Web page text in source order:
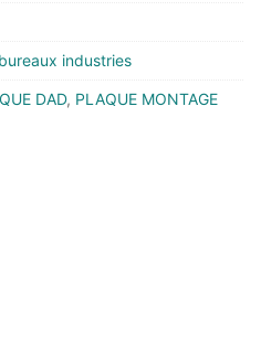
industries
DAD, PLAQUE MONTAGE